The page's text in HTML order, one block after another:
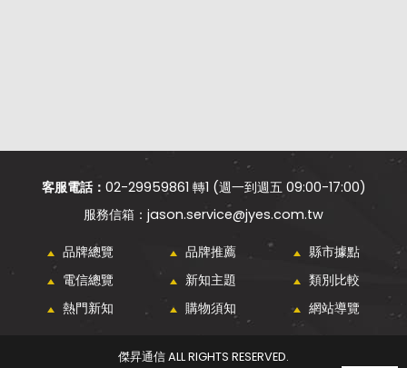
客服電話： 02-29959861 轉1 (週一到週五 09:00-17:00)
jason.service@jyes.com.tw
品牌總覽 品牌推薦
縣市據點
電信總覽
新知主題
類別比較
熱門新知
購物須知 網站導覽
傑昇通信 ALL RIGHTS RESERVED.